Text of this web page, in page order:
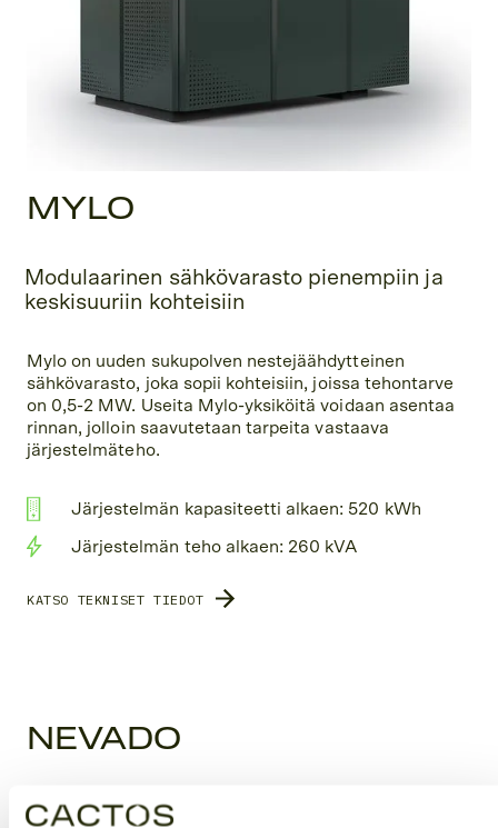
MYLO
Modulaarinen sähkövarasto pienempiin ja
keskisuuriin kohteisiin
Mylo on uuden sukupolven nestejäähdytteinen
sähkövarasto, joka sopii kohteisiin, joissa tehontarve
on 0,5-2 MW. Useita Mylo-yksiköitä voidaan asentaa
rinnan, jolloin saavutetaan tarpeita vastaava
järjestelmäteho.
Järjestelmän kapasiteetti alkaen: 520 kWh
Järjestelmän teho alkaen: 260 kVA
KATSO TEKNISET TIEDOT
NEVADO
Modulaarinen sähkövarasto suuren